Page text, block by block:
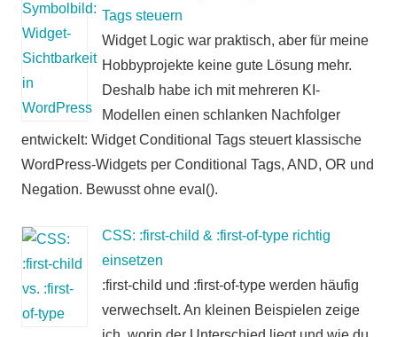
Tags steuern
Widget Logic war praktisch, aber für meine
Hobbyprojekte keine gute Lösung mehr.
Deshalb habe ich mit mehreren KI-
Modellen einen schlanken Nachfolger
entwickelt: Widget Conditional Tags steuert klassische
WordPress-Widgets per Conditional Tags, AND, OR und
Negation. Bewusst ohne eval().
CSS: :first-child & :first-of-type richtig
einsetzen
:first-child und :first-of-type werden häufig
verwechselt. An kleinen Beispielen zeige